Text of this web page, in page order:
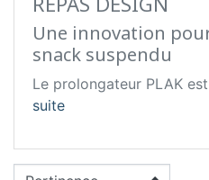
Une innovation
snack suspendu
Le prolongateur PLAK
suite